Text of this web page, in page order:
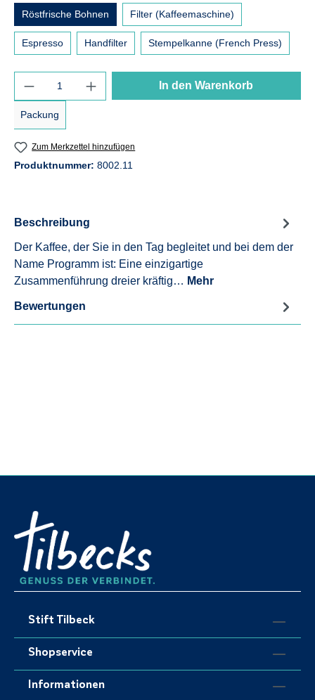
Röstfrische Bohnen Filter (Kaffeemaschine)
Espresso Handfilter Stempelkanne (French Press)
Produkt Anzahl: Gib den gewünschten
Packung
In den Warenkorb
Zum Merkzettel hinzufügen
Produktnummer: 8002.11
Beschreibung
Der Kaffee, der Sie in den Tag begleitet und bei dem der
Name Programm ist: Eine einzigartige
Zusammenführung dreier kräftig… Mehr
Bewertungen
Stift Tilbeck
Shopservice
Informationen